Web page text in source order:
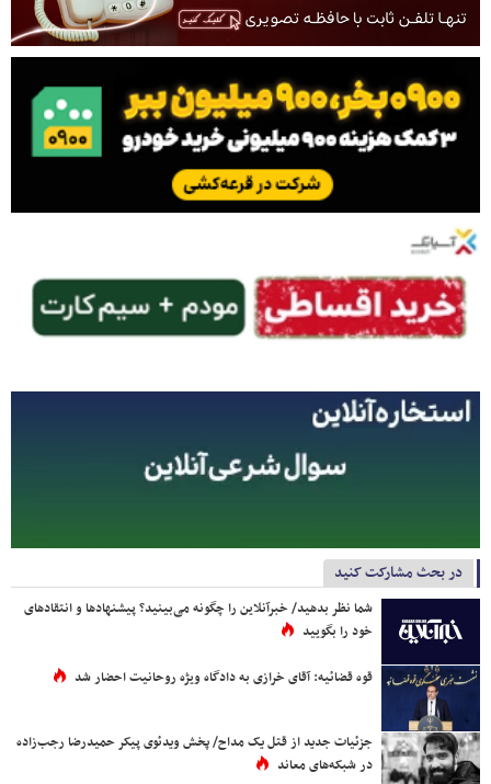
در بحث مشارکت کنید
شما نظر بدهید/ خبرآنلاین را چگونه می‌بینید؟ پیشنهادها و انتقادهای
خود را بگویید
قوه قضائیه: آقای خرازی به دادگاه ویژه روحانیت احضار شد
جزئیات جدید از قتل یک مداح/ پخش ویدئوی پیکر حمیدرضا رجب‌زاده
در شبکه‌های معاند